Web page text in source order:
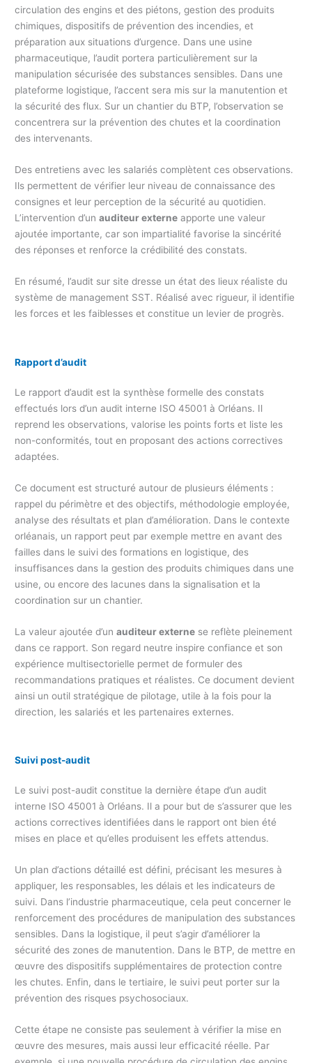
circulation des engins et des piétons, gestion des produits
chimiques, dispositifs de prévention des incendies, et
préparation aux situations d’urgence. Dans une usine
pharmaceutique, l’audit portera particulièrement sur la
manipulation sécurisée des substances sensibles. Dans une
plateforme logistique, l’accent sera mis sur la manutention et
la sécurité des flux. Sur un chantier du BTP, l’observation se
concentrera sur la prévention des chutes et la coordination
des intervenants.
Des entretiens avec les salariés complètent ces observations.
Ils permettent de vérifier leur niveau de connaissance des
consignes et leur perception de la sécurité au quotidien.
L’intervention d’unauditeur externe apporte une valeur
ajoutée importante, car son impartialité favorise la sincérité
des réponses et renforce la crédibilité des constats.
En résumé, l’audit sur site dresse un état des lieux réaliste du
système de management SST. Réalisé avec rigueur, il identifie
les forces et les faiblesses et constitue un levier de progrès.
Rapport d’audit
Le rapport d’audit est la synthèse formelle des constats
effectués lors d’un audit interne ISO 45001 à Orléans. Il
reprend les observations, valorise les points forts et liste les
non-conformités, tout en proposant des actions correctives
adaptées.
Ce document est structuré autour de plusieurs éléments :
rappel du périmètre et des objectifs, méthodologie employée,
analyse des résultats et plan d’amélioration. Dans le contexte
orléanais, un rapport peut par exemple mettre en avant des
failles dans le suivi des formations en logistique, des
insuffisances dans la gestion des produits chimiques dans une
usine, ou encore des lacunes dans la signalisation et la
coordination sur un chantier.
La valeur ajoutée d’unauditeur externe se reflète pleinement
dans ce rapport. Son regard neutre inspire confiance et son
expérience multisectorielle permet de formuler des
recommandations pratiques et réalistes. Ce document devient
ainsi un outil stratégique de pilotage, utile à la fois pour la
direction, les salariés et les partenaires externes.
Suivi post-audit
Le suivi post-audit constitue la dernière étape d’un audit
interne ISO 45001 à Orléans. Il a pour but de s’assurer que les
actions correctives identifiées dans le rapport ont bien été
mises en place et qu’elles produisent les effets attendus.
Un plan d’actions détaillé est défini, précisant les mesures à
appliquer, les responsables, les délais et les indicateurs de
suivi. Dans l’industrie pharmaceutique, cela peut concerner le
renforcement des procédures de manipulation des substances
sensibles. Dans la logistique, il peut s’agir d’améliorer la
sécurité des zones de manutention. Dans le BTP, de mettre en
œuvre des dispositifs supplémentaires de protection contre
les chutes. Enfin, dans le tertiaire, le suivi peut porter sur la
prévention des risques psychosociaux.
Cette étape ne consiste pas seulement à vérifier la mise en
œuvre des mesures, mais aussi leur efficacité réelle. Par